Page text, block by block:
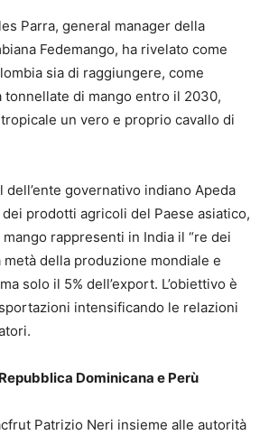
Parra, general manager della
Fedemango, ha rivelato come
sia di raggiungere, come
di mango entro il 2030,
un vero e proprio cavallo di
dell’ente governativo indiano Apeda
prodotti agricoli del Paese asiatico,
rappresenti in India il “re dei
metà della produzione mondiale e
solo il 5% dell’export. L’obiettivo è
intensificando le relazioni
Dominicana e Perù
Patrizio Neri insieme alle autorità